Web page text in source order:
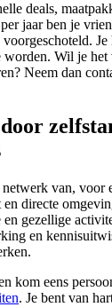
deals,
jaar ben je
worden. Wil je het
Neem dan
van, voor
en directe
gezellige
en
kom eens
. Je bent van